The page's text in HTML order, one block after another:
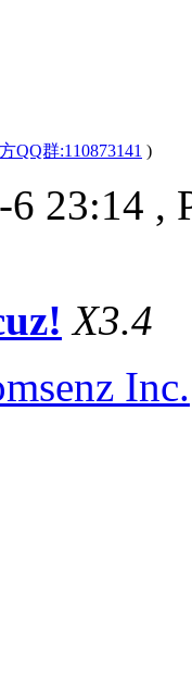
QQ群:110873141 )
23:14 ,
X3.4
Inc.